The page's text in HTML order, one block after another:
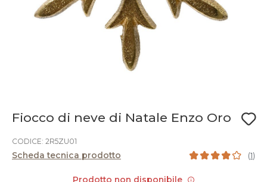
Fiocco di neve di Natale Enzo Oro
CODICE: 2R5ZU01
Scheda tecnica prodotto (1)